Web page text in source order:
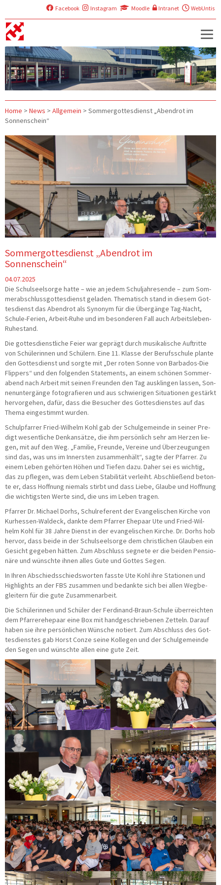
Facebook Instagram Moodle Intranet WebUntis
Home > News > Allgemein > Sommergottesdienst „Abendrot im
Sonnenschein“
Sommergottesdienst „Abendrot im
Sonnenschein“
04.07.2025
Die Schul­seel­sor­ge hat­te – wie an jedem Schul­jah­res­en­de – zum Som­
mer­ab­schluss­got­tes­dienst gela­den. The­ma­tisch stand in die­sem Got­
tes­dienst das Abend­rot als Syn­onym für die Über­gän­ge Tag-Nacht,
Schu­le-Feri­en, Arbeit-Ruhe und im beson­de­ren Fall auch Arbeitsleben-
Ruhestand.
Die got­tes­dienst­li­che Fei­er war geprägt durch musi­ka­li­sche Auf­trit­te
von Schü­le­rin­nen und Schü­lern. Eine 11. Klas­se der Berufs­schu­le plan­te
den Got­tes­dienst und sorg­te mit „Der roten Son­ne von Bar­ba­dos-Die
Flip­pers“ und den fol­gen­den State­ments, an einem schö­nen Som­mer­
abend nach Arbeit mit sei­nen Freun­den den Tag aus­klin­gen las­sen, Son­
nen­un­ter­gän­ge foto­gra­fie­ren und aus schwie­ri­gen Situa­tio­nen gestärkt
her­vor­ge­hen, dafür, dass die Besu­cher des Got­tes­diens­tes auf das
The­ma ein­ge­stimmt wurden.
Schul­pfar­rer Fried-Wil­helm Kohl gab der Schul­ge­mein­de in sei­ner Pre­
digt wesent­li­che Denk­an­sät­ze, die ihm per­sön­lich sehr am Her­zen lie­
gen, mit auf den Weg. „Fami­lie, Freun­de, Ver­ei­ne und Über­zeu­gun­gen
sind das, was uns im Inners­ten zusam­men­hält“, sag­te der Pfar­rer. Zu
einem Leben gehör­ten Höhen und Tie­fen dazu. Daher sei es wich­tig,
das zu pfle­gen, was dem Leben Sta­bi­li­tät ver­leiht. Abschlie­ßend beton­
te er, dass Hoff­nung nie­mals stirbt und dass Lie­be, Glau­be und Hoff­nung
die wich­tigs­ten Wer­te sind, die uns im Leben tragen.
Pfar­rer Dr. Micha­el Dorhs, Schul­re­fe­rent der Evan­ge­li­schen Kir­che von
Kur­hes­sen-Wal­deck, dank­te dem Pfar­rer Ehe­paar Ute und Fried-Wil­
helm Kohl für 38 Jah­re Dienst in der evan­ge­li­schen Kir­che. Dr. Dorhs hob
her­vor, dass bei­de in der Schul­seel­sor­ge dem christ­li­chen Glau­ben ein
Gesicht gege­ben hät­ten. Zum Abschluss seg­ne­te er die bei­den Pen­sio­
nä­re und wünsch­te ihnen alles Gute und Got­tes Segen.
In Ihren Abschieds­schieds­wor­ten fass­te Ute Kohl ihre Sta­tio­nen und
High­lights an der FBS zusam­men und bedank­te sich bei allen Weg­be­
glei­tern für die gute Zusammenarbeit.
Die Schü­le­rin­nen und Schü­ler der Fer­di­nand-Braun-Schu­le über­reich­ten
dem Pfar­rer­ehe­paar eine Box mit hand­ge­schrie­be­nen Zet­teln. Dar­auf
haben sie ihre per­sön­li­chen Wün­sche notiert. Zum Abschluss des Got­
tes­diens­tes gab Horst Con­ze sei­ne Kol­le­gen und der Schul­ge­mein­de
den Segen und wünsch­te allen eine gute Zeit.